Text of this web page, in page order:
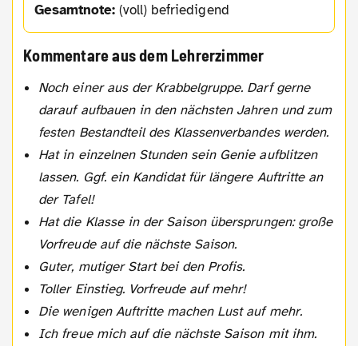
Gesamtnote:(voll) befriedigend
Kommentare aus dem Lehrerzimmer
Noch einer aus der Krabbelgruppe. Darf gerne
darauf aufbauen in den nächsten Jahren und zum
festen Bestandteil des Klassenverbandes werden.
Hat in einzelnen Stunden sein Genie aufblitzen
lassen. Ggf. ein Kandidat für längere Auftritte an
der Tafel!
Hat die Klasse in der Saison übersprungen: große
Vorfreude auf die nächste Saison.
Guter, mutiger Start bei den Profis.
Toller Einstieg. Vorfreude auf mehr!
Die wenigen Auftritte machen Lust auf mehr.
Ich freue mich auf die nächste Saison mit ihm.